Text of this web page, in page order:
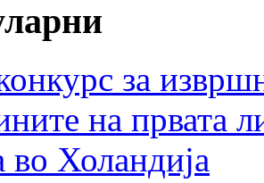
за
на првата
во Холандија